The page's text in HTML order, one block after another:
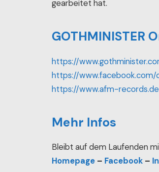
gearbeitet hat.
GOTHMINISTER
https://
https://
https://www.afm-records.de
Mehr Infos
Bleibt auf dem Laufenden
Homepage – Facebook –